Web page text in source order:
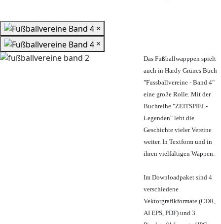
×
×
Das Fußballwapppen spielt
auch in Hardy Grünes Buch
"Fussballvereine - Band 4"
eine große Rolle. Mit der
Buchreihe "ZEITSPIEL-
Legenden" lebt die
Geschichte vieler Vereine
weiter. In Textform und in
ihren vielfältigen Wappen.
Im Downloadpaket sind 4
verschiedene
Vektorgrafikformate (CDR,
AI EPS, PDF) und 3